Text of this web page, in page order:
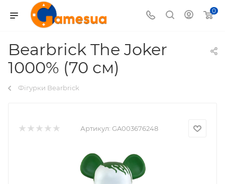
0
Bearbrick The Joker
1000% (70 см)
Фігурки Bearbrick
Артикул: GA003676248